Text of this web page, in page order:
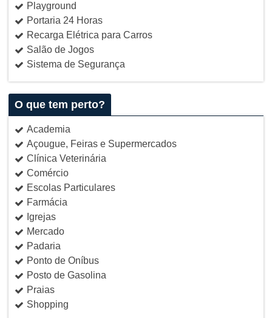
Playground
Portaria 24 Horas
Recarga Elétrica para Carros
Salão de Jogos
Sistema de Segurança
O que tem perto?
Academia
Açougue, Feiras e Supermercados
Clínica Veterinária
Comércio
Escolas Particulares
Farmácia
Igrejas
Mercado
Padaria
Ponto de Oníbus
Posto de Gasolina
Praias
Shopping